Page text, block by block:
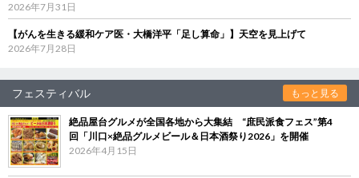
2026年7月31日
【がんを生きる緩和ケア医・大橋洋平「足し算命」】天空を見上げて
2026年7月28日
フェスティバル もっと見る
絶品屋台グルメが全国各地から大集結 “庶民派食フェス”第4
回「川口×絶品グルメビール＆日本酒祭り2026」を開催
2026年4月15日